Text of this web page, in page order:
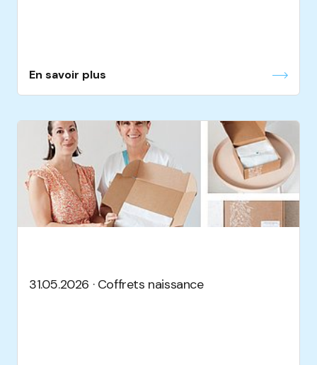
En savoir plus
31.05.2026 · Coffrets naissance